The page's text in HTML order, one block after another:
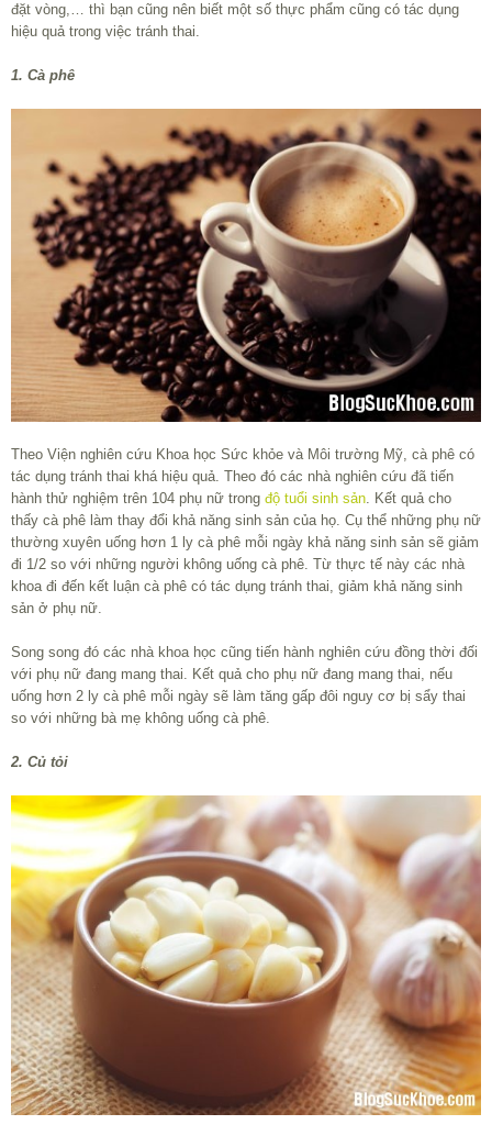
đặt vòng,… thì bạn cũng nên biết một số thực phẩm cũng có tác dụng
hiệu quả trong việc tránh thai.
1. Cà phê
Theo Viện nghiên cứu Khoa học Sức khỏe và Môi trường Mỹ, cà phê có
tác dụng tránh thai khá hiệu quả. Theo đó các nhà nghiên cứu đã tiến
hành thử nghiệm trên 104 phụ nữ trong độ tuổi sinh sản. Kết quả cho
thấy cà phê làm thay đổi khả năng sinh sản của họ. Cụ thể những phụ nữ
thường xuyên uống hơn 1 ly cà phê mỗi ngày khả năng sinh sản sẽ giảm
đi 1/2 so với những người không uống cà phê. Từ thực tế này các nhà
khoa đi đến kết luận cà phê có tác dụng tránh thai, giảm khả năng sinh
sản ở phụ nữ.
Song song đó các nhà khoa học cũng tiến hành nghiên cứu đồng thời đối
với phụ nữ đang mang thai. Kết quả cho phụ nữ đang mang thai, nếu
uống hơn 2 ly cà phê mỗi ngày sẽ làm tăng gấp đôi nguy cơ bị sẩy thai
so với những bà mẹ không uống cà phê.
2. Củ tỏi